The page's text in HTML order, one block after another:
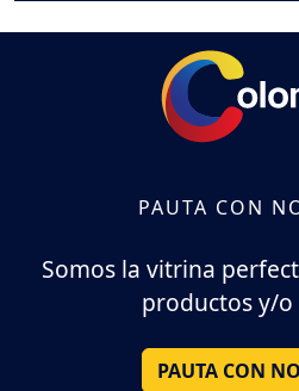
PAUTA CON
Somos la vitrina
productos y/o
PAUTA CON